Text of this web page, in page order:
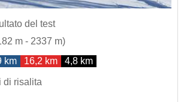
del test
m - 2337 m)
km 16,2 km 4,8 km
di risalita